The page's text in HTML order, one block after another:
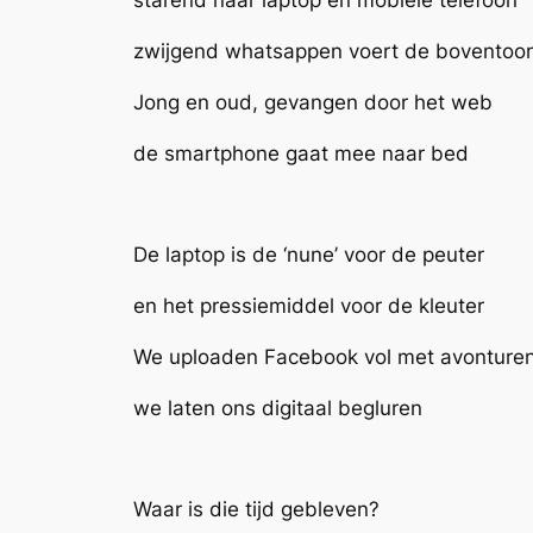
zwijgend whatsappen voert de
Jong en oud, gevangen door het web
de smartphone gaat mee naar bed
De laptop is de ‘nune’ voor de peuter
en het pressiemiddel voor de kleuter
We uploaden Facebook vol met
we laten ons digitaal begluren
Waar is die tijd gebleven?